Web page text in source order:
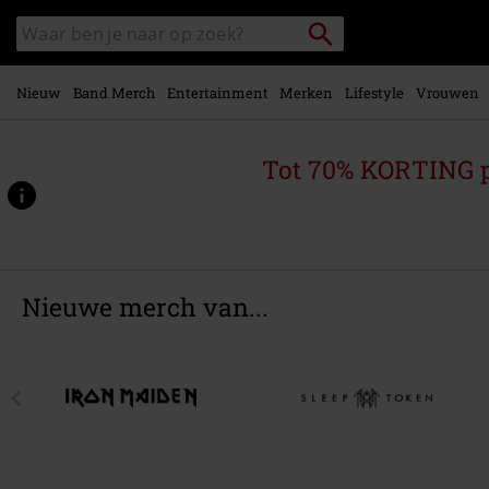
naar
hoofdinhoud
Zoek
in
catalogus
Packstation
zoeken
Nieuw Band Merch Entertainment Merken Lifestyle Vrouwen
Tot 70% KORTING
Nieuwe merch van...